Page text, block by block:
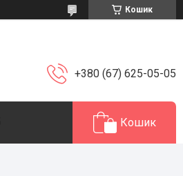
Кошик
+380 (67) 625-05-05
Кошик